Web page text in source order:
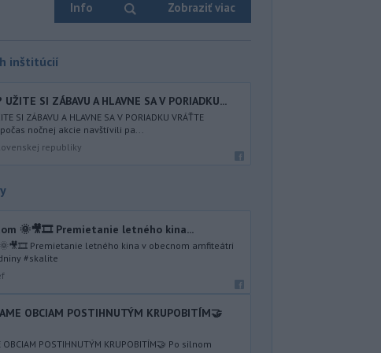
Info Zobraziť viac
inštitúcií
UŽITE SI ZÁBAVU A HLAVNE SA V PORIADKU...
SI ZÁBAVU A HLAVNE SA V PORIADKU VRÁŤTE
počas nočnej akcie navštívili pa...
republiky
🌞🎥🎞️ Premietanie letného kina...
Premietanie letného kina v obecnom amfiteátri
#skalite
OBCIAM POSTIHNUTÝM KRUPOBITÍM🤝
OBCIAM POSTIHNUTÝM KRUPOBITÍM🤝 Po silnom